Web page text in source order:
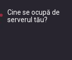
Cine se ocupă de
serverul tău?